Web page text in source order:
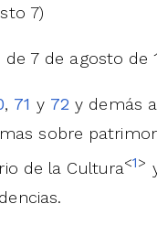
7)
de 7 de agosto de
, 71 y 72 y demás
sobre
de la Cultura<1>